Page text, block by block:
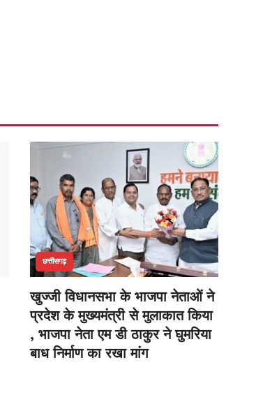
छत्तीसगढ़
खुज्जी विधानसभा के भाजपा नेताओं ने
प्रदेश के मुख्यमंत्री से मुलाकात किया
, भाजपा नेता एम डी ठाकुर ने घुमरिया
बाध निर्माण का रखा मांग